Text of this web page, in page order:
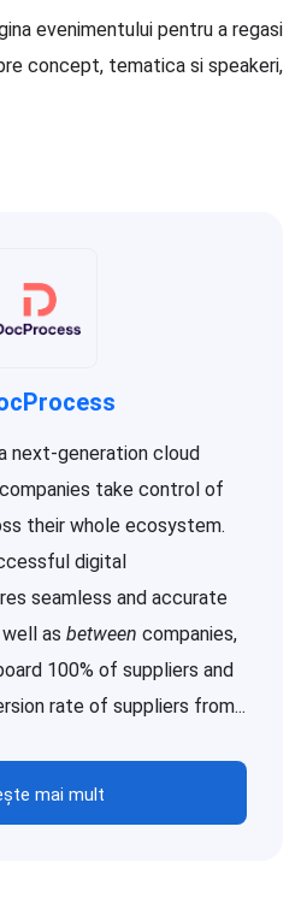
evenimentului pentru a regasi
concept, tematica si speakeri,
next-generation cloud
take control of
their whole ecosystem.
digital
seamless and accurate
as between companies,
100% of suppliers and
rate of suppliers from...
mai mult